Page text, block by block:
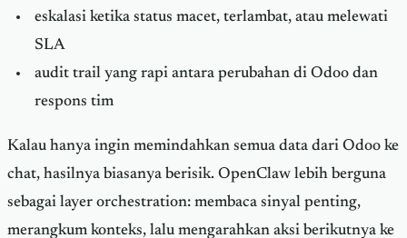
eskalasi ketika status macet, terlambat, atau melewati
SLA
audit trail yang rapi antara perubahan di Odoo dan
respons tim
Kalau hanya ingin memindahkan semua data dari Odoo ke
chat, hasilnya biasanya berisik. OpenClaw lebih berguna
sebagai layer orchestration: membaca sinyal penting,
merangkum konteks, lalu mengarahkan aksi berikutnya ke